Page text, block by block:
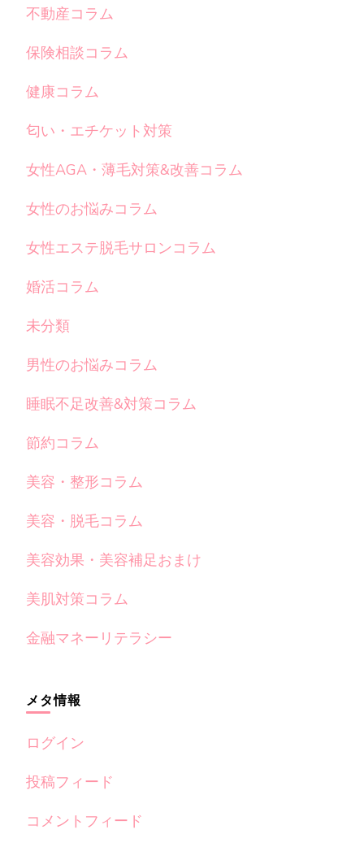
不動産コラム
保険相談コラム
健康コラム
匂い・エチケット対策
女性AGA・薄毛対策&改善コラム
女性のお悩みコラム
女性エステ脱毛サロンコラム
婚活コラム
未分類
男性のお悩みコラム
睡眠不足改善&対策コラム
節約コラム
美容・整形コラム
美容・脱毛コラム
美容効果・美容補足おまけ
美肌対策コラム
金融マネーリテラシー
メタ情報
ログイン
投稿フィード
コメントフィード